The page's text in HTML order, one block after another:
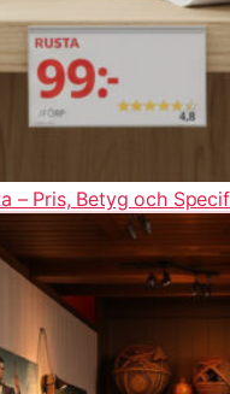
– Pris, Betyg och